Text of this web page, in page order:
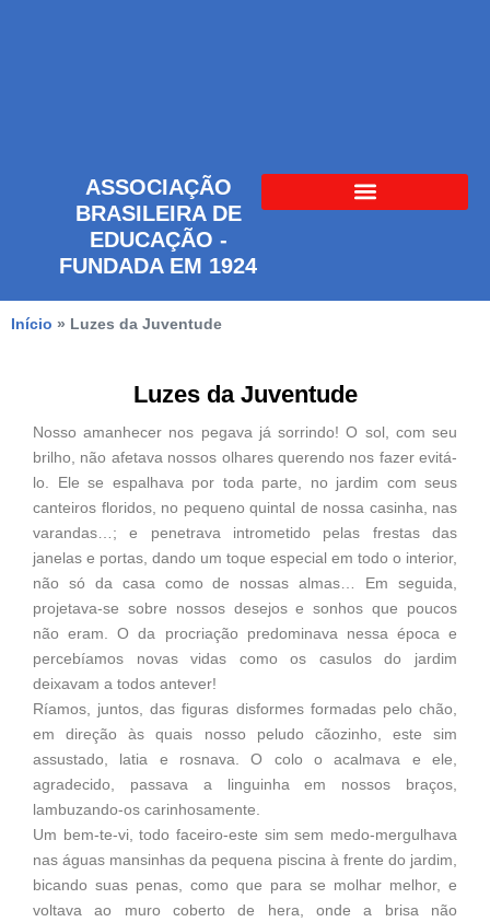
ASSOCIAÇÃO
BRASILEIRA DE
EDUCAÇÃO -
FUNDADA EM 1924
Início » Luzes da Juventude
Luzes da Juventude
Nosso amanhecer nos pegava já sorrindo! O sol, com seu
brilho, não afetava nossos olhares querendo nos fazer evitá-
lo. Ele se espalhava por toda parte, no jardim com seus
canteiros floridos, no pequeno quintal de nossa casinha, nas
varandas…; e penetrava intrometido pelas frestas das
janelas e portas, dando um toque especial em todo o interior,
não só da casa como de nossas almas… Em seguida,
projetava-se sobre nossos desejos e sonhos que poucos
não eram. O da procriação predominava nessa época e
percebíamos novas vidas como os casulos do jardim
deixavam a todos antever!
Ríamos, juntos, das figuras disformes formadas pelo chão,
em direção às quais nosso peludo cãozinho, este sim
assustado, latia e rosnava. O colo o acalmava e ele,
agradecido, passava a linguinha em nossos braços,
lambuzando-os carinhosamente.
Um bem-te-vi, todo faceiro-este sim sem medo-mergulhava
nas águas mansinhas da pequena piscina à frente do jardim,
bicando suas penas, como que para se molhar melhor, e
voltava ao muro coberto de hera, onde a brisa não